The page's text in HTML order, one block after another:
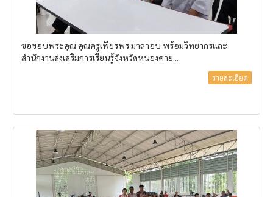
ขอขอบพระคุณ คุณครูเพียรพร มาลาอบ พร้อมวิทยากรและ
สำนักงานส่งเสริมการเรียนรู้จังหวัดหนองคาย...
รายละเอียด